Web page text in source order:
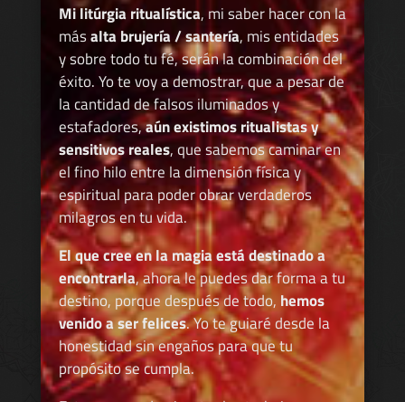
Mi litúrgia ritualística, mi saber hacer con la
másalta brujería / santería, mis entidades
y sobre todo tu fé, serán la combinación del
éxito. Yo te voy a demostrar, que a pesar de
la cantidad de falsos iluminados y
estafadores,aún existimos ritualistas y
sensitivos reales, que sabemos caminar en
el fino hilo entre la dimensión física y
espiritual para poder obrar verdaderos
milagros en tu vida.
El que cree en la magia está destinado a
encontrarla, ahora le puedes dar forma a tu
destino, porque después de todo, hemos
venido a ser felices. Yo te guiaré desde la
honestidad sin engaños para que tu
propósito se cumpla.